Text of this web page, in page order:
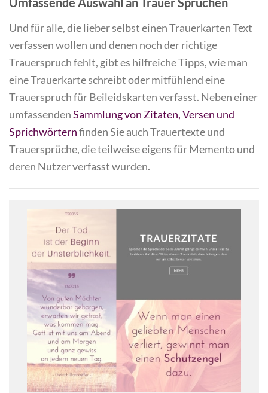
Und für alle, die lieber selbst einen Trauerkarten Text
verfassen wollen und denen noch der richtige
Trauerspruch fehlt, gibt es hilfreiche Tipps, wie man
eine Trauerkarte schreibt oder mitfühlend eine
Trauerspruch für Beileidskarten verfasst. Neben einer
umfassendenSammlung von Zitaten, Versen und
Sprichwörternfinden Sie auch Trauertexte und
Trauersprüche, die teilweise eigens für Memento und
deren Nutzer verfasst wurden.